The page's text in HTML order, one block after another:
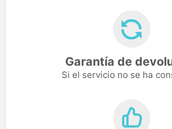
Garantía de
Si el servicio no se ha